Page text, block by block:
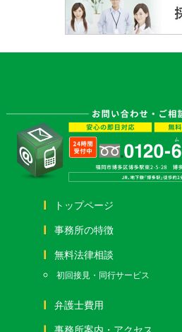
トップページ
事務所の特徴
無料法律相談
初回接見・同行サービス
弁護士費用
事務所案内・アクセス